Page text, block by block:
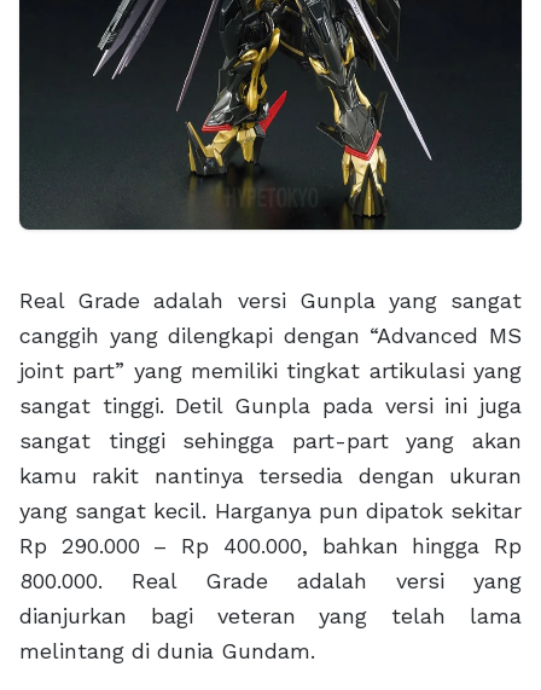
Real Grade adalah versi Gunpla yang sangat
canggih yang dilengkapi dengan “Advanced MS
joint part” yang memiliki tingkat artikulasi yang
sangat tinggi. Detil Gunpla pada versi ini juga
sangat tinggi sehingga part-part yang akan
kamu rakit nantinya tersedia dengan ukuran
yang sangat kecil. Harganya pun dipatok sekitar
Rp 290.000 – Rp 400.000, bahkan hingga Rp
800.000. Real Grade adalah versi yang
dianjurkan bagi veteran yang telah lama
melintang di dunia Gundam.